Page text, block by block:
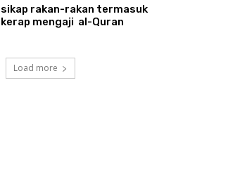
sikap rakan-rakan termasuk
kerap mengaji al-Quran
Load more